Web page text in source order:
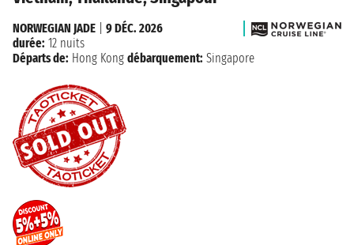
NORWEGIAN JADE
9 DÉC. 2026
durée: 12 nuits
Départs de: Hong Kong débarquement: Singapore